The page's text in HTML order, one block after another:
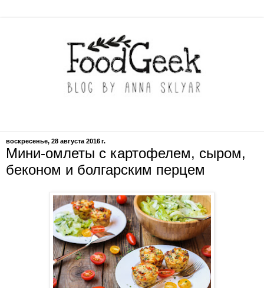
воскресенье, 28 августа 2016 г.
Мини-омлеты с картофелем, сыром,
беконом и болгарским перцем